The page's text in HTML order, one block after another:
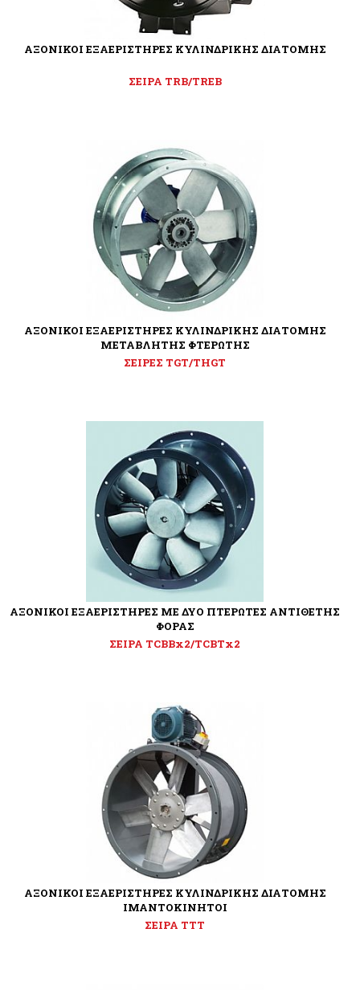
ΑΞΟΝΙΚΟΙ ΕΞΑΕΡΙΣΤΗΡΕΣ ΚΥΛΙΝΔΡΙΚΗΣ ΔΙΑΤΟΜΗΣ
ΣΕΙΡΑ TRB/TREB
ΑΞΟΝΙΚΟΙ ΕΞΑΕΡΙΣΤΗΡΕΣ ΚΥΛΙΝΔΡΙΚΗΣ ΔΙΑΤΟΜΗΣ
ΜΕΤΑΒΛΗΤΗΣ ΦΤΕΡΩΤΗΣ
ΣΕΙΡΕΣ TGT/THGT
ΑΞΟΝΙΚΟΙ ΕΞΑΕΡΙΣΤΗΡΕΣ ΜΕ ΔΥΟ ΠΤΕΡΩΤΕΣ ΑΝΤΙΘΕΤΗΣ
ΦΟΡΑΣ
ΣΕΙΡΑ TCBBx2/TCBTx2
ΑΞΟΝΙΚΟΙ ΕΞΑΕΡΙΣΤΗΡΕΣ ΚΥΛΙΝΔΡΙΚΗΣ ΔΙΑΤΟΜΗΣ
ΙΜΑΝΤΟΚΙΝΗΤΟΙ
ΣΕΙΡΑ TTT